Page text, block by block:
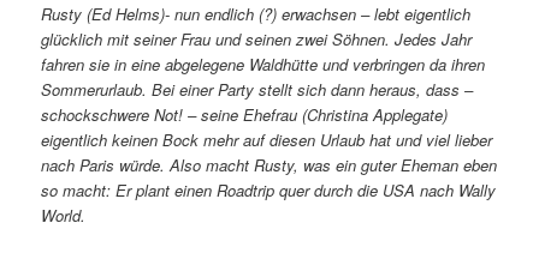
Rusty (Ed Helms)- nun endlich (?) erwachsen – lebt eigentlich
glücklich mit seiner Frau und seinen zwei Söhnen. Jedes Jahr
fahren sie in eine abgelegene Waldhütte und verbringen da ihren
Sommerurlaub. Bei einer Party stellt sich dann heraus, dass –
schockschwere Not! – seine Ehefrau (Christina Applegate)
eigentlich keinen Bock mehr auf diesen Urlaub hat und viel lieber
nach Paris würde. Also macht Rusty, was ein guter Eheman eben
so macht: Er plant einen Roadtrip quer durch die USA nach Wally
World.